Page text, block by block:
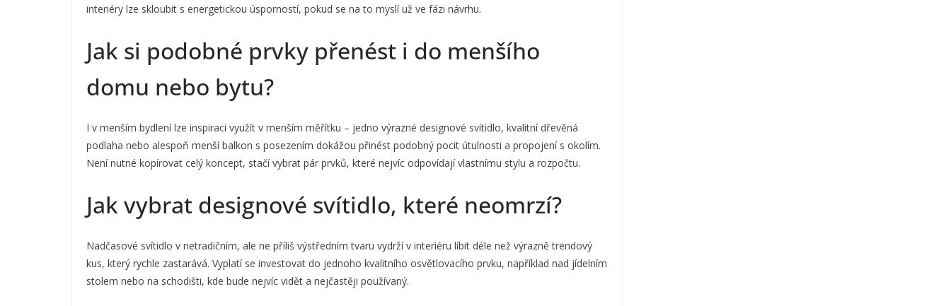
interiéry lze skloubit s energetickou úsporností, pokud se na to myslí už ve fázi návrhu.
Jak si podobné prvky přenést i do menšího
domu nebo bytu?
I v menším bydlení lze inspiraci využít v menším měřítku – jedno výrazné designové svítidlo, kvalitní dřevěná
podlaha nebo alespoň menší balkon s posezením dokážou přinést podobný pocit útulnosti a propojení s okolím.
Není nutné kopírovat celý koncept, stačí vybrat pár prvků, které nejvíc odpovídají vlastnímu stylu a rozpočtu.
Jak vybrat designové svítidlo, které neomrzí?
Nadčasové svítidlo v netradičním, ale ne příliš výstředním tvaru vydrží v interiéru líbit déle než výrazně trendový
kus, který rychle zastarává. Vyplatí se investovat do jednoho kvalitního osvětlovacího prvku, například nad jídelním
stolem nebo na schodišti, kde bude nejvíc vidět a nejčastěji používaný.